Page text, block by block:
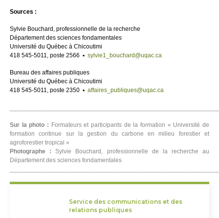
Sources :
Sylvie Bouchard, professionnelle de la recherche
Département des sciences fondamentales
Université du Québec à Chicoutimi
418 545-5011, poste 2566 ▪ sylvie1_bouchard@uqac.ca
Bureau des affaires publiques
Université du Québec à Chicoutimi
418 545-5011, poste 2350 ▪ affaires_publiques@uqac.ca
Sur la photo : Formateurs et participants de la formation « Université de
formation continue sur la gestion du carbone en milieu forestier et
agroforestier tropical »
Photographe : Sylvie Bouchard, professionnelle de la recherche au
Département des sciences fondamentales
Service des communications et des
relations publiques